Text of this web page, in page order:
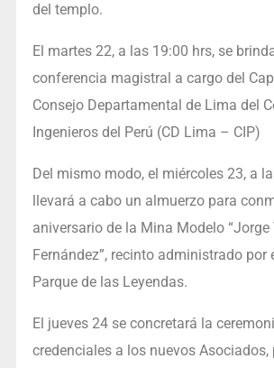
del templo.
El martes 22, a las 19:00 hrs, se
conferencia magistral a cargo del
Consejo Departamental de Lima del
Ingenieros del Perú (CD Lima – CIP)
Del mismo modo, el miércoles 23, a
llevará a cabo un almuerzo para
aniversario de la Mina Modelo “Jorge
Fernández”, recinto administrado por
Parque de las Leyendas.
El jueves 24 se concretará la
credenciales a los nuevos Asociados,